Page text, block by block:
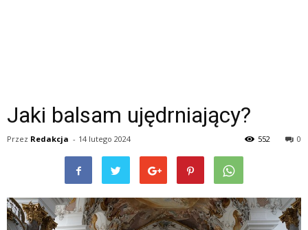
Jaki balsam ujędrniający?
Przez Redakcja - 14 lutego 2024 0
552